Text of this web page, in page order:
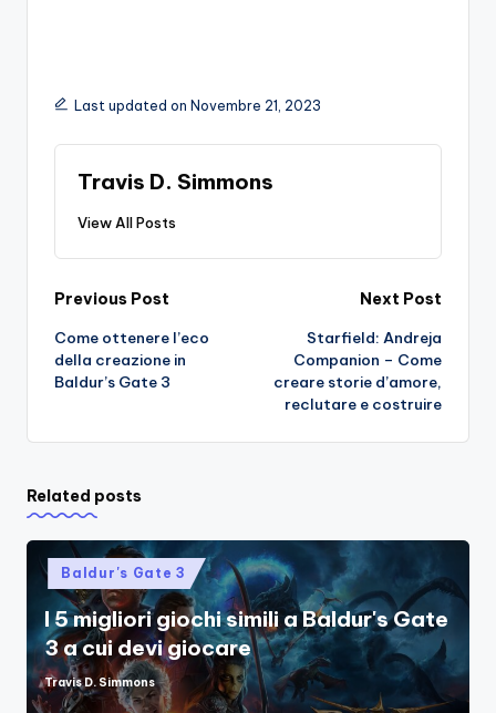
Last updated on Novembre 21, 2023
Travis D. Simmons
View All Posts
Post
navigation
Previous Post
Come ottenere l’eco
della creazione in
Baldur’s Gate 3
Next Post
Starfield: Andreja
Companion – Come
creare storie d’amore,
reclutare e costruire
Related posts
Posted
in
Baldur's Gate 3
I 5 migliori giochi simili a Baldur's Gate
3 a cui devi giocare
Posted
by
Travis D. Simmons